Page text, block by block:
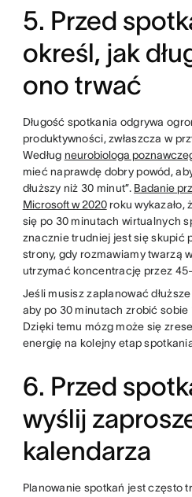
5. Przed
określ, jak
ono trwać
Długość spotkania odgrywa
produktywności, zwłaszcza w
Według neurobiologa
mieć naprawdę dobry powód,
dłuższy niż 30 minut”. Badanie
Microsoft w 2020roku wykazało,
się po 30 minutach wirtualnych
znacznie trudniej jest się skupić
strony, gdy rozmawiamy twarzą
utrzymać koncentrację przez
Jeśli musisz zaplanować
aby po 30 minutach zrobić
Dzięki temu mózg może się
energię na kolejny etap
6. Przed
wyślij
kalendarza
Planowanie spotkań jest często